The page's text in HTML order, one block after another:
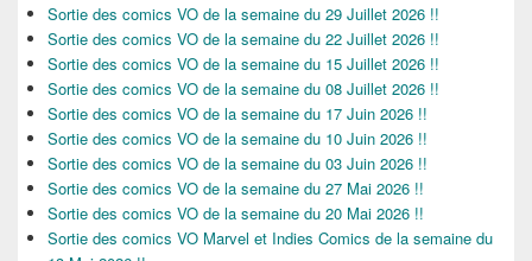
Sortie des comics VO de la semaine du 29 Juillet 2026 !!
Sortie des comics VO de la semaine du 22 Juillet 2026 !!
Sortie des comics VO de la semaine du 15 Juillet 2026 !!
Sortie des comics VO de la semaine du 08 Juillet 2026 !!
Sortie des comics VO de la semaine du 17 Juin 2026 !!
Sortie des comics VO de la semaine du 10 Juin 2026 !!
Sortie des comics VO de la semaine du 03 Juin 2026 !!
Sortie des comics VO de la semaine du 27 Mai 2026 !!
Sortie des comics VO de la semaine du 20 Mai 2026 !!
Sortie des comics VO Marvel et Indies Comics de la semaine du